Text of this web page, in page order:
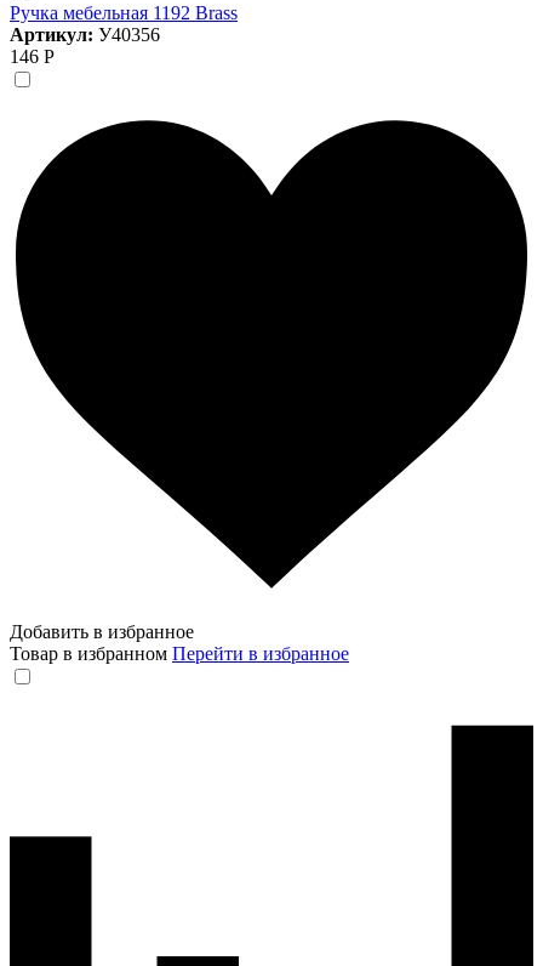
Ручка мебельная 1192 Brass
Артикул: У40356
146 Р
Добавить в избранное
Товар в избранном Перейти в избранное